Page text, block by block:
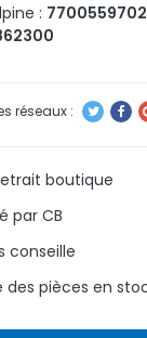
:
boutique
par CB
conseille
des pièces en